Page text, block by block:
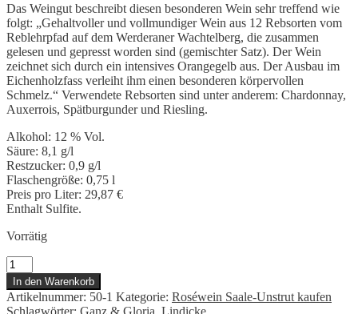
Das Weingut beschreibt diesen besonderen Wein sehr treffend wie
folgt: „Gehaltvoller und vollmundiger Wein aus 12 Rebsorten vom
Reblehrpfad auf dem Werderaner Wachtelberg, die zusammen
gelesen und gepresst worden sind (gemischter Satz). Der Wein
zeichnet sich durch ein intensives Orangegelb aus. Der Ausbau im
Eichenholzfass verleiht ihm einen besonderen körpervollen
Schmelz.“ Verwendete Rebsorten sind unter anderem: Chardonnay,
Auxerrois, Spätburgunder und Riesling.
Alkohol: 12 % Vol.
Säure: 8,1 g/l
Restzucker: 0,9 g/l
Flaschengröße: 0,75 l
Preis pro Liter: 29,87 €
Enthalt Sulfite.
Vorrätig
Dr.
Lindicke
Glanz
&
In den Warenkorb
Artikelnummer: 50-1 Kategorie: Roséwein Saale-Unstrut kaufen
Schlagwörter: Ganz & Gloria, Lindicke